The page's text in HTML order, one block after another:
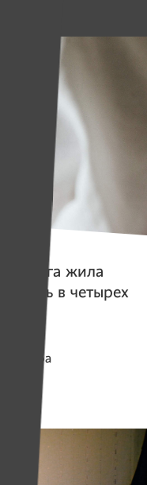
Ольга жила
в четырех
служба